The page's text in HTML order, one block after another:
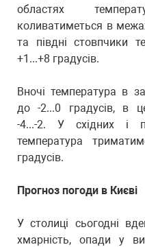
областях
коливатиметься в
та півдні стовпчики
+1...+8 градусів.
Вночі температура в
до -2...0 градусів, в
-4...-2. У східних і
температура
градусів.
Прогноз погоди в Києві
У столиці сьогодні
хмарність, опади у